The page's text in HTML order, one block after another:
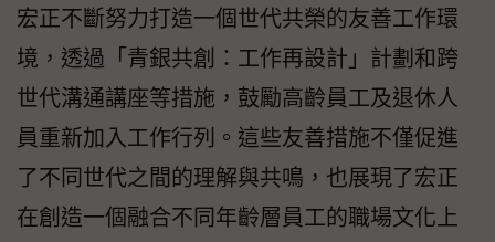
宏正不斷努力打造一個世代共榮的友善工作環
境，透過「青銀共創：工作再設計」計劃和跨
世代溝通講座等措施，鼓勵高齡員工及退休人
員重新加入工作行列。這些友善措施不僅促進
了不同世代之間的理解與共鳴，也展現了宏正
在創造一個融合不同年齡層員工的職場文化上